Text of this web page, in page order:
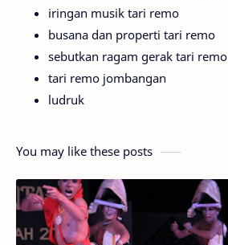
iringan musik tari remo
busana dan properti tari remo
sebutkan ragam gerak tari remo
tari remo jombangan
ludruk
You may like these posts